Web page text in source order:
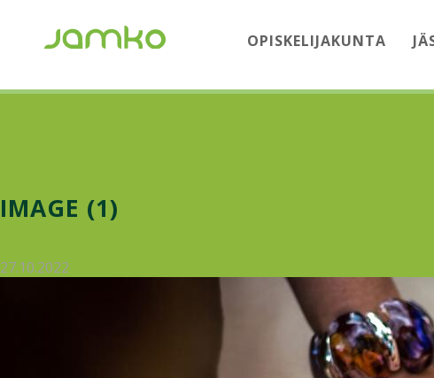
OPISKELIJAKUNTA
IMAGE (1)
27.10.2022